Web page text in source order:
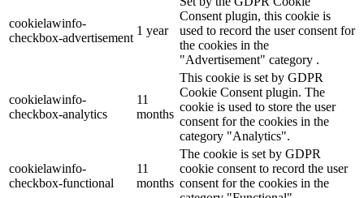
cookielawinfo-
checkbox-advertisement
1 year
Consent plugin, this cookie is
used to record the user consent for
the cookies in the
"Advertisement" category .
cookielawinfo-
checkbox-analytics
11
months
This cookie is set by GDPR
Cookie Consent plugin. The
cookie is used to store the user
consent for the cookies in the
category "Analytics".
cookielawinfo-
checkbox-functional
11
months
The cookie is set by GDPR
cookie consent to record the user
consent for the cookies in the